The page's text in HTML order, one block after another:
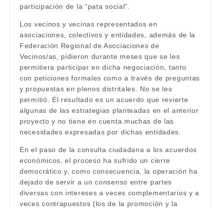
participación de la “pata social”.
Los vecinos y vecinas representados en
asociaciones, colectivos y entidades, además de la
Federación Regional de Asociaciones de
Vecinos/as, pidieron durante meses que se les
permitiera participar en dicha negociación, tanto
con peticiones formales como a través de preguntas
y propuestas en plenos distritales. No se les
permitió. El resultado es un acuerdo que revierte
algunas de las estrategias planteadas en el anterior
proyecto y no tiene en cuenta muchas de las
necesidades expresadas por dichas entidades.
En el paso de la consulta ciudadana a los acuerdos
económicos, el proceso ha sufrido un cierre
democrático y, como consecuencia, la operación ha
dejado de servir a un consenso entre partes
diversas con intereses a veces complementarios y a
veces contrapuestos (los de la promoción y la